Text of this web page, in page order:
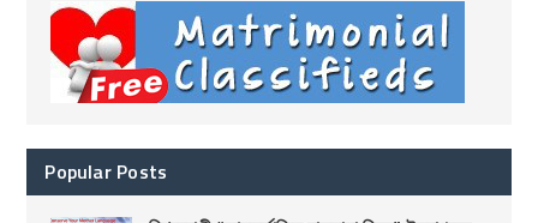
Popular Posts